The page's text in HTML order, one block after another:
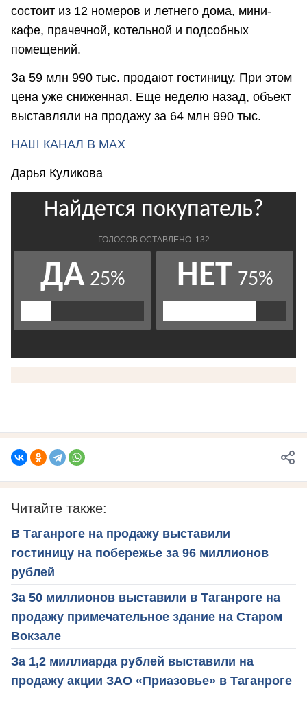
состоит из 12 номеров и летнего дома, мини-
кафе, прачечной, котельной и подсобных
помещений.
За 59 млн 990 тыс. продают гостиницу. При этом
цена уже сниженная. Еще неделю назад, объект
выставляли на продажу за 64 млн 990 тыс.
НАШ КАНАЛ В МАХ
Дарья Куликова
Читайте также:
В Таганроге на продажу выставили
гостиницу на побережье за 96 миллионов
рублей
За 50 миллионов выставили в Таганроге на
продажу примечательное здание на Старом
Вокзале
За 1,2 миллиарда рублей выставили на
продажу акции ЗАО «Приазовье» в Таганроге